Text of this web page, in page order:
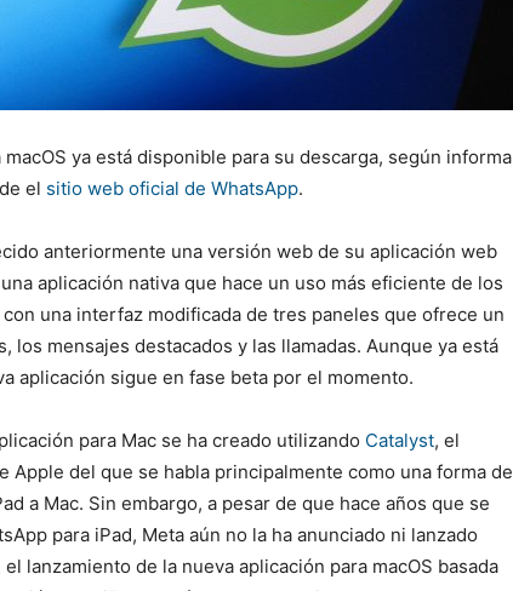
ya está disponible para su descarga, según informa
el sitio web oficial de WhatsApp.
anteriormente una versión web de su aplicación web
aplicación nativa que hace un uso más eficiente de los
una interfaz modificada de tres paneles que ofrece un
los mensajes destacados y las llamadas. Aunque ya está
aplicación sigue en fase beta por el momento.
para Mac se ha creado utilizando Catalyst, el
Apple del que se habla principalmente como una forma de
a Mac. Sin embargo, a pesar de que hace años que se
para iPad, Meta aún no la ha anunciado ni lanzado
lanzamiento de la nueva aplicación para macOS basada